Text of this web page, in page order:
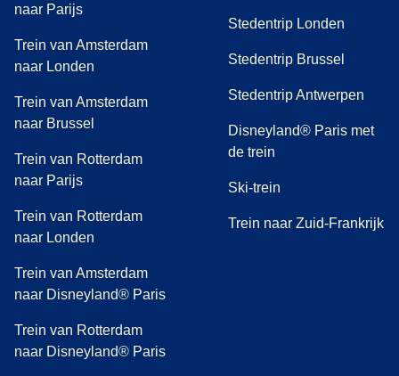
naar Parijs
Trein van Amsterdam
naar Londen
Trein van Amsterdam
naar Brussel
Trein van Rotterdam
naar Parijs
Trein van Rotterdam
naar Londen
Trein van Amsterdam
naar Disneyland® Paris
Trein van Rotterdam
naar Disneyland® Paris
Stedentrip Londen
Stedentrip Brussel
Stedentrip Antwerpen
Disneyland® Paris met
de trein
Ski-trein
Trein naar Zuid-Frankrijk